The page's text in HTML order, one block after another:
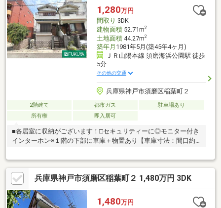
浴室乾燥機・各階にトイレ有■ ご希望の住まい探しをお手伝いし
ます ━━━━━・・・物件の詳細・ご相談はお気軽にお問い合わ
せください。
1,280万円
間取り 3DK
建物面積52.71m2
土地面積44.27m2
築年月 1981年5月(築45年4ヶ月)
ＪＲ山陽本線 須磨海浜公園駅 徒歩
5分
その他の交通
兵庫県神戸市須磨区稲葉町２
2階建て 都市ガス
駐車場あり
所有権
即入居可
■各居室に収納がございます！□セキュリティーに◎モニター付き
インターホン※１階の下部に車庫＋物置あり【車庫寸法：間口約
※水道管は西隣に引き込まれた管を延長して引き込まれていま
す。※建替の場合は車庫を解体する必要があります。※建物につき
売主の契約不適合責任無し◆ お家さがしの段取りを知りたい◆ご
検討からご契約までの一連の流れをご説明します。初めての住ま
い購入のご参考にしてください♪
兵庫県神戸市須磨区稲葉町２ 1,480万円 3DK
1,480万円